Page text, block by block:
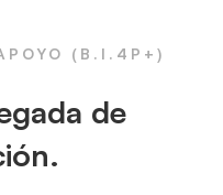
(B.I.4P+)
de